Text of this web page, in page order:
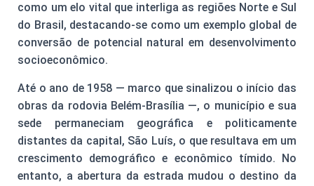
como um elo vital que interliga as regiões Norte e Sul
do Brasil, destacando-se como um exemplo global de
conversão de potencial natural em desenvolvimento
socioeconômico.
Até o ano de 1958 — marco que sinalizou o início das
obras da rodovia Belém-Brasília —, o município e sua
sede permaneciam geográfica e politicamente
distantes da capital, São Luís, o que resultava em um
crescimento demográfico e econômico tímido. No
entanto, a abertura da estrada mudou o destino da